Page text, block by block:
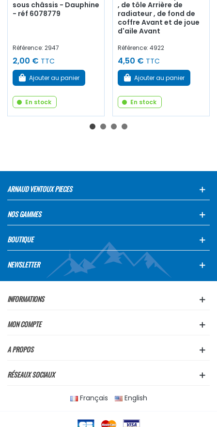
sous châssis - Dauphine
- réf 6078779
Référence: 2947
2,00 € TTC
Ajouter au panier
En stock
, de tôle Arrière de
radiateur , de fond de
coffre Avant et de joue
d'aile Avant
Référence: 4922
4,50 € TTC
Ajouter au panier
En stock
ARNAUD VENTOUX PIECES
NOS GAMMES
BOUTIQUE
NEWSLETTER
INFORMATIONS
MON COMPTE
A PROPOS
RÉSEAUX SOCIAUX
Français English